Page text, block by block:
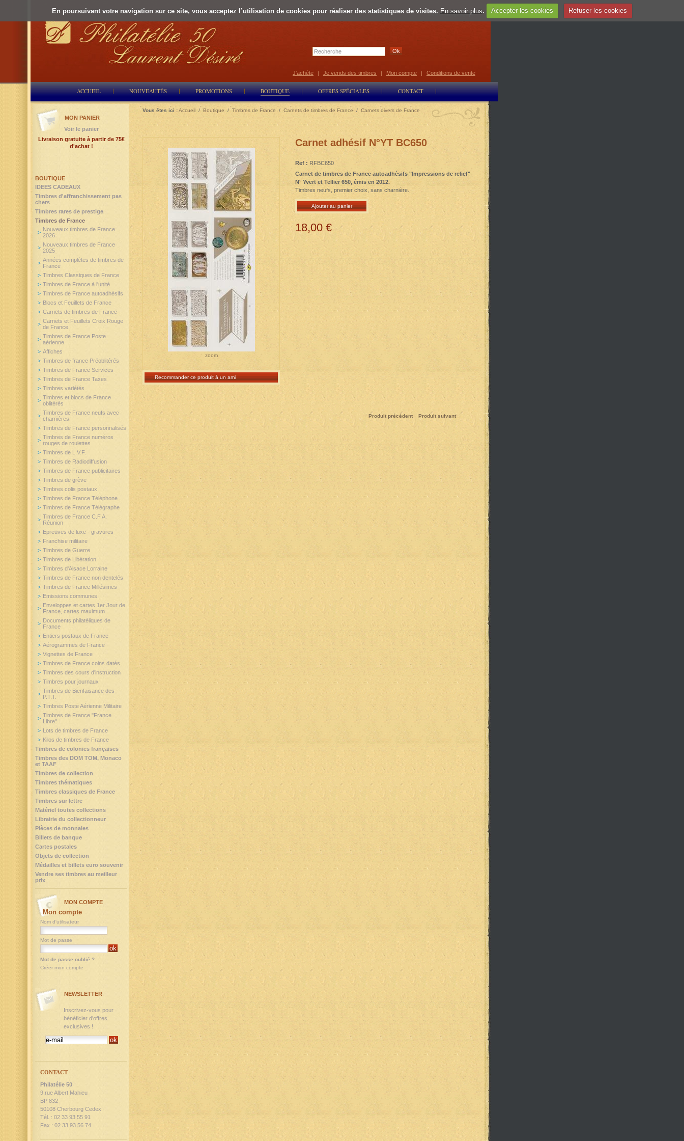
En poursuivant votre navigation sur ce site, vous acceptez l’utilisation de cookies pour réaliser des statistiques de visites. En savoir plus. Accepter les cookies Refuser les cookies
Select Language ▼
ACCUEIL NOUVEAUTÉS PROMOTIONS BOUTIQUE OFFRES SPÉCIALES CONTACT
J'achète | Je vends des timbres | Mon compte | Conditions de vente
Vous êtes ici :Accueil / Boutique /Timbres de France / Carnets de timbres de France / Carnets divers de France
zoom
Recommander ce produit à un ami
Carnet adhésif N°YT BC650
Ref : RFBC650
Carnet de timbres de France autoadhésifs "Impressions de relief"
N° Yvert et Tellier 650, émis en 2012.
Timbres neufs, premier choix, sans charnière.
Ajouter au panier
18,00 €
Produit précédent Produit suivant
BOUTIQUE
IDEES CADEAUX
Timbres d'affranchissement pas
chers
Timbres rares de prestige
Timbres de France
Nouveaux timbres de France
2026
Nouveaux timbres de France
2025
Années complètes de timbres de
France
Timbres Classiques de France
Timbres de France à l'unité
Timbres de France autoadhésifs
Blocs et Feuillets de France
Carnets de timbres de France
Carnets et Feuillets Croix Rouge
de France
Timbres de France Poste
aérienne
Affiches
Timbres de france Préoblitérés
Timbres de France Services
Timbres de France Taxes
Timbres variétés
Timbres et blocs de France
oblitérés
Timbres de France neufs avec
charnières
Timbres de France personnalisés
Timbres de France numéros
rouges de roulettes
Timbres de L.V.F.
Timbres de Radiodiffusion
Timbres de France publicitaires
Timbres de grève
Timbres colis postaux
Timbres de France Téléphone
Timbres de France Télégraphe
Timbres de France C.F.A.
Réunion
Epreuves de luxe - gravures
Franchise militaire
Timbres de Guerre
Timbres de Libération
Timbres d'Alsace Lorraine
Timbres de France non dentelés
Timbres de France Millésimes
Emissions communes
Enveloppes et cartes 1er Jour de
France, cartes maximum
Documents philatéliques de
France
Entiers postaux de France
Aérogrammes de France
Vignettes de France
Timbres de France coins datés
Timbres des cours d'instruction
Timbres pour journaux
Timbres de Bienfaisance des
P.T.T.
Timbres Poste Aérienne Militaire
Timbres de France "France
Libre"
Lots de timbres de France
Kilos de timbres de France
Timbres de colonies françaises
Timbres des DOM TOM, Monaco
et TAAF
Timbres de collection
Timbres thématiques
Timbres classiques de France
Timbres sur lettre
Matériel toutes collections
Librairie du collectionneur
Pièces de monnaies
Billets de banque
Cartes postales
Objets de collection
Médailles et billets euro souvenir
Vendre ses timbres au meilleur
prix
MON PANIER
Voir le panier
Livraison gratuite à partir de 75€
d'achat !
MON COMPTE
Mon compte
Nom d'utilisateur
Mot de passe
Mot de passe oublié ?
Créer mon compte
NEWSLETTER
Inscrivez-vous pour
bénéficier d'offres
exclusives !
CONTACT
Philatélie 50
9,rue Albert Mahieu
BP 832
50108 Cherbourg Cedex
Tél. : 02 33 93 55 91
Fax : 02 33 93 56 74